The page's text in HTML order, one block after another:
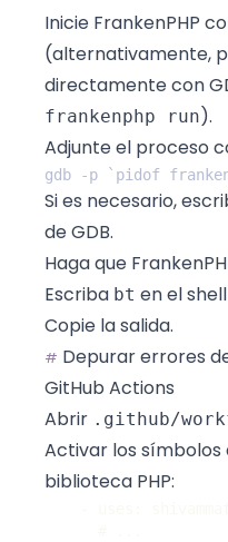
Inicie FrankenPHP
(alternativamente,
directamente con
frankenphp run).
Adjunte el proceso
Si es necesario,
de GDB.
Haga que
Escriba bt en el
Copie la salida.
# Depurar errores
GitHub Actions
Abrir .github/
Activar los
biblioteca PHP: